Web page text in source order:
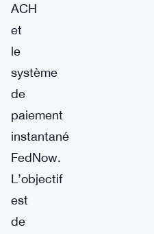
ACH
et
le
système
de
paiement
instantané
FedNow.
L’objectif
est
de